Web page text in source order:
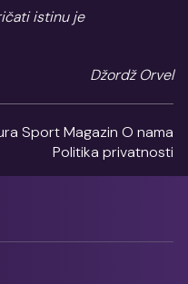
istinu je
Džordž Orvel
SportMagazin O nama
Politika privatnosti